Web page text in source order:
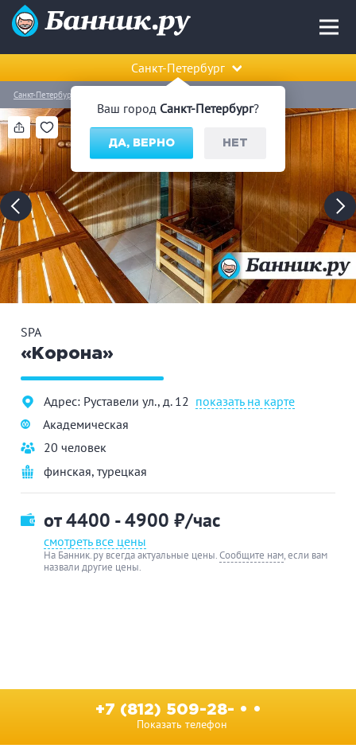
Ваш город Санкт-Петербург?
ДА, ВЕРНО НЕТ
Санкт-Петербург
Санкт-Петербург
SPA
«Корона»
Адрес: Руставели ул., д. 12 показать на карте
Академическая
20 человек
финская, турецкая
от 4400 - 4900 ₽/час
смотреть все цены
На Банник.ру всегда актуальные цены.Сообщите нам, если вам
назвали другие цены.
+7 (812) 509-28- • •
Показать телефон